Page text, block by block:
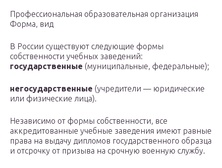
Профессиональная образовательная организация
Форма, вид
В России существуют следующие формы
собственности учебных заведений:
государственные (муниципальные, федеральные);
негосударственные (учредители — юридические
или физические лица).
Независимо от формы собственности, все
аккредитованные учебные заведения имеют равные
права на выдачу дипломов государственного образца
и отсрочку от призыва на срочную военную службу.